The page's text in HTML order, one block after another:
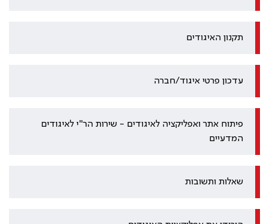
תקנון האיגודים
עדכון פרטי איגוד/חברה
פיתוח אתר ואפליקציה לאיגודים - שירות הר"י לאיגודים
המדעיים
שאלות ותשובות